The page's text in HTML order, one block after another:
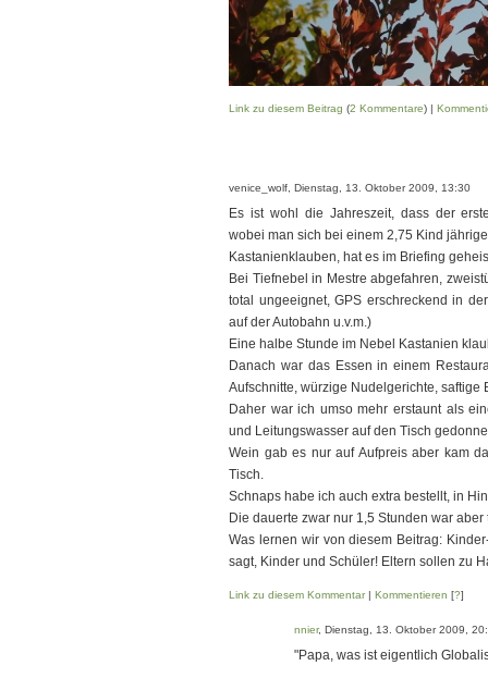
Link zu diesem Beitrag (2 Kommentare) |
venice_wolf, Dienstag, 13. Oktober 2009, 13:30
Es ist wohl die Jahreszeit, dass der
wobei man sich bei einem 2,75 Kind
Kastanienklauben, hat es im Briefing
Bei Tiefnebel in Mestre abgefahren,
total ungeeignet, GPS erschreckend in
auf der Autobahn u.v.m.)
Eine halbe Stunde im Nebel Kastanien
Danach war das Essen in einem
Aufschnitte, würzige Nudelgerichte,
Daher war ich umso mehr erstaunt als
und Leitungswasser auf den Tisch
Wein gab es nur auf Aufpreis aber kam
Tisch.
Schnaps habe ich auch extra bestellt, in
Die dauerte zwar nur 1,5 Stunden war
Was lernen wir von diesem Beitrag:
sagt, Kinder und Schüler! Eltern sollen zu
Link zu diesem Kommentar| Kommentieren [?]
nnier, Dienstag, 13. Oktober 2009,
"Papa, was ist eigentlich